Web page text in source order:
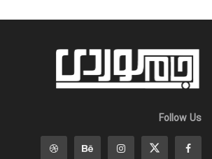
Follow Us